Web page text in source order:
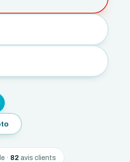
· 82 avis clients